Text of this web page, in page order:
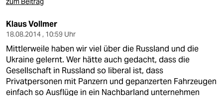
Klaus Vollmer
18.08.2014 , 10:59 Uhr
Mittlerweile haben wir viel über die Russland und die
Ukraine gelernt. Wer hätte auch gedacht, dass die
Gesellschaft in Russland so liberal ist, dass
Privatpersonen mit Panzern und gepanzerten Fahrzeugen
einfach so Ausflüge in ein Nachbarland unternehmen